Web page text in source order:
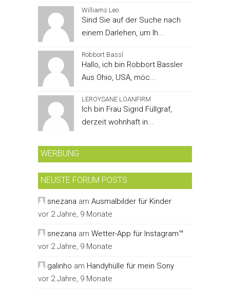
Williams Leo
Sind Sie auf der Suche nach
einem Darlehen, um Ih...
Robbort Bassl
Hallo, ich bin Robbort Bassler
Aus Ohio, USA, möc...
LEROYSANE LOANFIRM
Ich bin Frau Sigrid Füllgraf,
derzeit wohnhaft in...
WERBUNG
NEUSTE FORUM POSTS
snezana am Ausmalbilder für Kinder
vor 2 Jahre, 9 Monate
snezana am Wetter-App für Instagram™
vor 2 Jahre, 9 Monate
galinho am Handyhülle für mein Sony
vor 2 Jahre, 9 Monate